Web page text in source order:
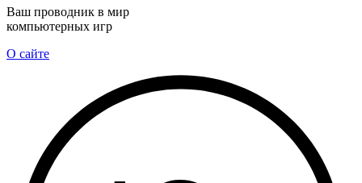
Ваш проводник в мир
компьютерных игр
О сайте